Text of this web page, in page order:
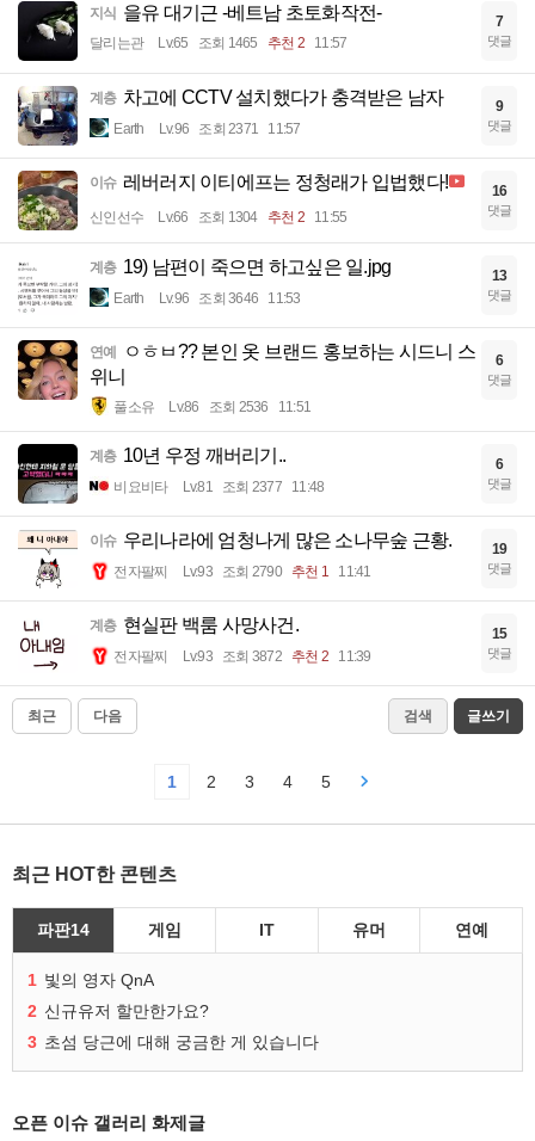
지식 을유 대기근 -베트남 초토화작전-
달리는관 Lv.65 조회 1465 추천 2 11:57
7
댓글
계층 차고에 CCTV 설치했다가 충격받은 남자
Earth Lv.96 조회 2371 11:57
9
댓글
이슈 레버러지 이티에프는 정청래가 입법했다!
신인선수 Lv.66 조회 1304 추천 2 11:55
16
댓글
계층 19) 남편이 죽으면 하고싶은 일.jpg
Earth Lv.96 조회 3646 11:53
13
댓글
연예
ㅇㅎㅂ?? 본인 옷 브랜드 홍보하는 시드니 스
위니
풀소유 Lv.86 조회 2536 11:51
6
댓글
계층 10년 우정 깨버리기..
비요비타 Lv.81 조회 2377 11:48
6
댓글
이슈 우리나라에 엄청나게 많은 소나무숲 근황.
전자팔찌 Lv.93 조회 2790 추천 1 11:41
19
댓글
계층 현실판 백룸 사망사건.
전자팔찌 Lv.93 조회 3872 추천 2 11:39
15
댓글
최근 다음 검색 글쓰기
1 2 3 4 5
최근 HOT한 콘텐츠
파판14 게임 IT 유머 연예
1 빛의 영자 QnA
2 신규유저 할만한가요?
3 초섬 당근에 대해 궁금한 게 있습니다
오픈 이슈 갤러리 화제글